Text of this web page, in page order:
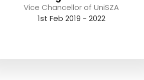
Vice Chancellor of UniSZA
1st Feb 2019 - 2022